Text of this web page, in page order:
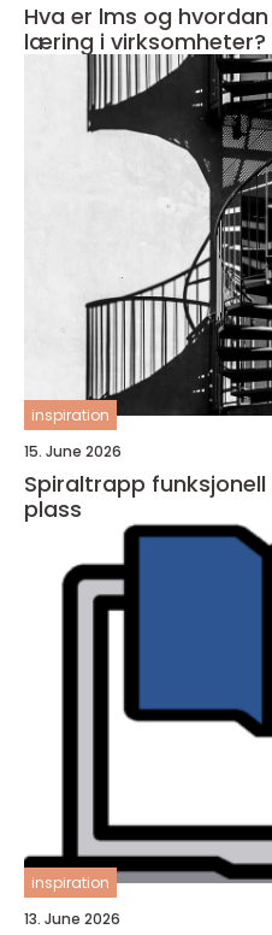
Hva er lms og
læring i virksomheter?
inspiration
15. June 2026
Spiraltrapp funksjonell arkitektur på liten
plass
inspiration
13. June 2026